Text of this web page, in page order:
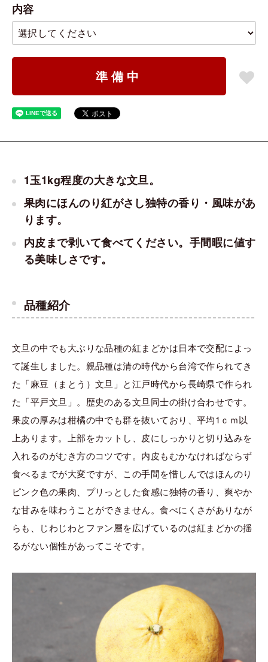
内容
準備中
1玉1kg程度の大きな文旦。
果肉にほんのり紅がさし独特の香り・風味があ
ります。
内皮まで剥いて食べてください。手間暇に値す
る美味しさです。
品種紹介
文旦の中でも大ぶりな品種の紅まどかは日本で交配によっ
て誕生しました。親品種は清の時代から台湾で作られてき
た「麻豆（まとう）文旦」と江戸時代から長崎県で作られ
た「平戸文旦」。歴史のある文旦同士の掛け合わせです。
果皮の厚みは柑橘の中でも群を抜いており、平均1ｃｍ以
上あります。上部をカットし、皮にしっかりと切り込みを
入れるのがむき方のコツです。内皮もむかなければならず
食べるまでが大変ですが、この手間を惜しんではほんのり
ピンク色の果肉、プリっとした食感に独特の香り、爽やか
な甘みを味わうことができません。食べにくさがありなが
らも、じわじわとファン層を広げているのは紅まどかの揺
るがない個性があってこそです。